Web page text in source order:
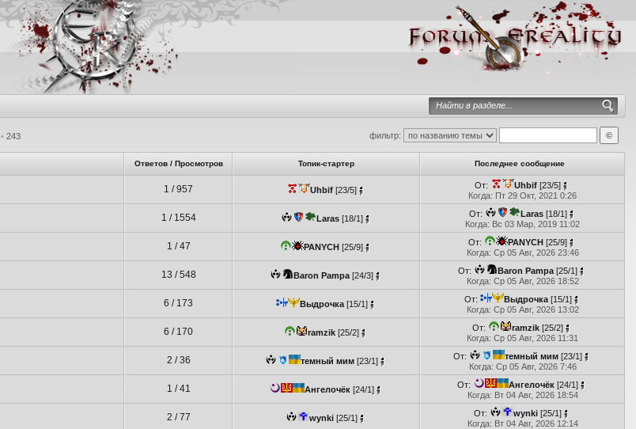
•243 фильтр:
Ответов / Просмотров Топик-стартер Последнее сообщение
1 / 957 Uhbif [23/5] От: Uhbif [23/5]
Когда: Пт 29 Окт, 2021 0:26
1 / 1554 Laras[18/1] От: Laras[18/1]
Когда: Вс 03 Мар, 2019 11:02
1 / 47 PANYCH [25/9] От: PANYCH [25/9]
Когда: Ср 05 Авг, 2026 23:46
13 / 548 Baron Pampa [24/3] От: Baron Pampa [25/1]
Когда: Ср 05 Авг, 2026 18:52
6 / 173 Выдрочка[15/1] От: Выдрочка[15/1]
Когда: Ср 05 Авг, 2026 13:02
6 / 170 ramzik [25/2] От: ramzik [25/2]
Когда: Ср 05 Авг, 2026 11:31
2 / 36 темный мим [23/1] От: темный мим [23/1]
Когда: Ср 05 Авг, 2026 7:46
1 / 41 Ангелочёк [24/1] От: Ангелочёк [24/1]
Когда: Вт 04 Авг, 2026 18:54
2 / 77 wynki [25/1] От: wynki [25/1]
Когда: Вт 04 Авг, 2026 12:14